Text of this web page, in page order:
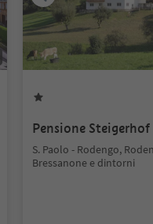
Pensione Steigerhof
S. Paolo - Rodengo,
Bressanone e dintorni